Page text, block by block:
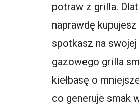
potraw z grilla.
naprawdę
spotkasz na
gazowego grilla
kiełbasę o
co generuje smak